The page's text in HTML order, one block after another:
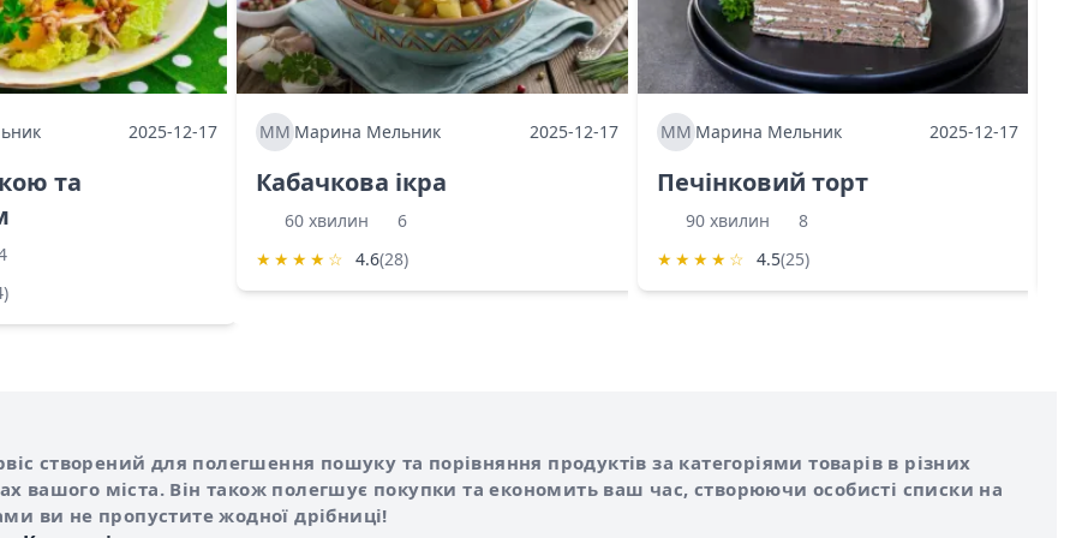
2025-12-17
та
ММ Марина Мельник 2025-12-17
Кабачкова ікра
60 хвилин
6
★ ★ ★ ★ ☆ 4.6(28)
МММарина Мельник 2025-12-17
Печінковий торт
90 хвилин
8
★ ★ ★ ★ ☆ 4.5(25)
створений для полегшення пошуку та порівняння продуктів за категоріями товарів в різних
вашого міста. Він також полегшує покупки та економить ваш час, створюючи особисті списки на
ви не пропустите жодної дрібниці!